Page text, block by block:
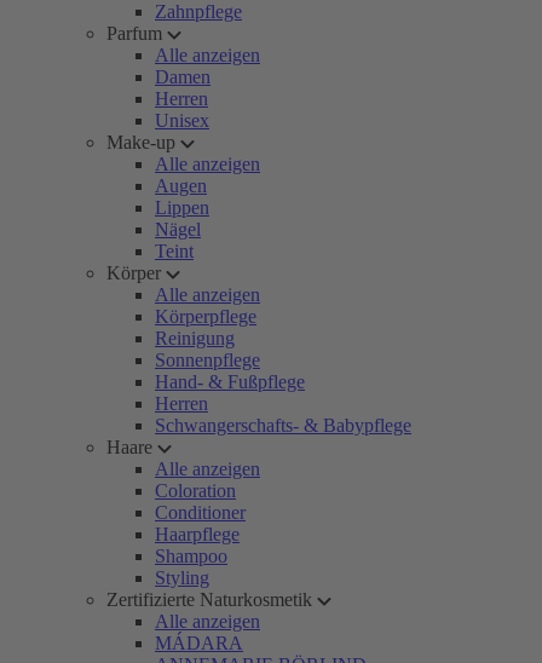
Zahnpflege
Parfum
Alle anzeigen
Damen
Herren
Unisex
Make-up
Alle anzeigen
Augen
Lippen
Nägel
Teint
Körper
Alle anzeigen
Körperpflege
Reinigung
Sonnenpflege
Hand- & Fußpflege
Herren
Schwangerschafts- & Babypflege
Haare
Alle anzeigen
Coloration
Conditioner
Haarpflege
Shampoo
Styling
Zertifizierte Naturkosmetik
Alle anzeigen
MÁDARA